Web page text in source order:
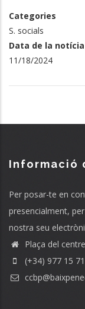
Categories
S. socials
Data de la notícia
11/18/2024
Informació
Per posar-te en
presencialment,
nostra seu
Plaça del
(+34) 977 15